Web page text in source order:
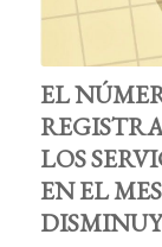
EL
LOS
EN EL